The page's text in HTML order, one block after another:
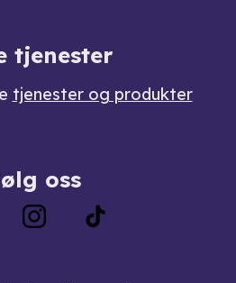
tjenester
tjenester og produkter
oss